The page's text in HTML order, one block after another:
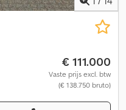
€ 111.000
Vaste prijs excl. btw
(€ 138.750 bruto)